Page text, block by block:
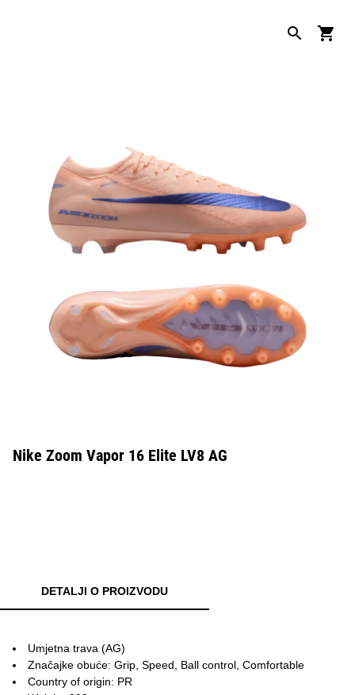
Nike Zoom Vapor 16 Elite LV8 AG
DETALJI O PROIZVODU
Umjetna trava (AG)
Značajke obuće: Grip, Speed, Ball control, Comfortable
Country of origin: PR